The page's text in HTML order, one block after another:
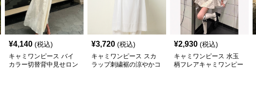
¥4,140 (税込)
キャミワンピース バイ
カラー切替背中見せロン
¥3,720 (税込)
キャミワンピース スカ
ラップ刺繍裾の涼やかコ
¥2,930 (税込)
キャミワンピース 水玉
柄フレアキャミワンピー